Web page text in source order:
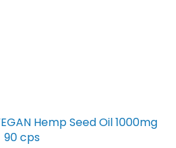
Hemp Seed Oil 1000mg
90 cps